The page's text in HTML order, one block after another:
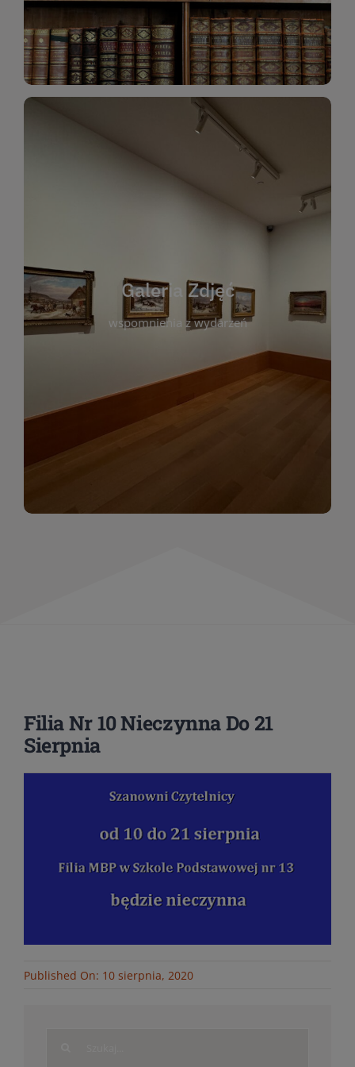
Katalog Zbiorów
Galeria Zdjęć
wspomnienia z wydarzeń
Galeria Zdjęć
wspomnienia z wydarzeń, spotkań i projektów
którym można zobaczyć, jak żyje nasza biblioteka
i jej społeczność. Zdjęcia dokumentują zarówno
uroczyste chwile, jak i codzienne aktywności
czytelników. Regularnie dodajemy nowe galerie,
by każdy mógł powrócić do wyjątkowych
momentów. Zapraszamy do obejrzenia,
wspominania i inspirowania się!
Filia Nr 10 Nieczynna Do 21
Sierpnia
Published On: 10 sierpnia, 2020